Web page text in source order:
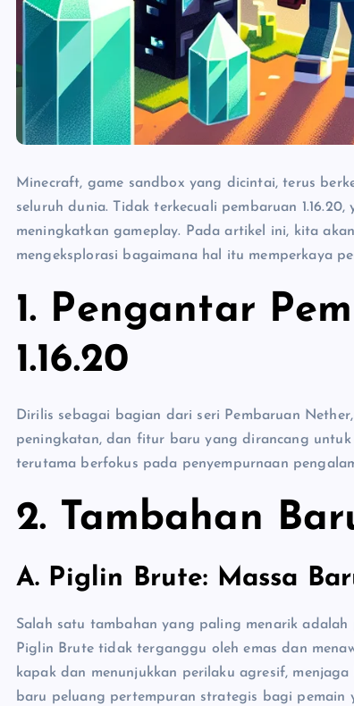
Minecraft, game sandbox yang dicintai, terus
seluruh dunia. Tidak terkecuali pembaruan
meningkatkan gameplay. Pada artikel ini, kita
mengeksplorasi bagaimana hal itu memperkaya
1. Pengantar
1.16.20
Dirilis sebagai bagian dari seri Pembaruan
peningkatan, dan fitur baru yang dirancang
terutama berfokus pada penyempurnaan
2. Tambahan
A. Piglin Brute: Massa
Salah satu tambahan yang paling menarik
Piglin Brute tidak terganggu oleh emas dan
kapak dan menunjukkan perilaku agresif,
baru peluang pertempuran strategis bagi pemain